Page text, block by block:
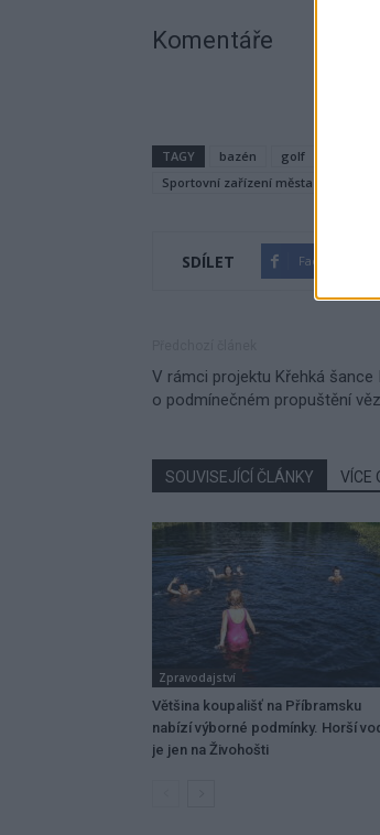
Komentáře
TAGY bazén golf
Sportovní zařízení města
SDÍLET Facebook
V rámci projektu Křehká šance
o podmínečném propuštění
SOUVISEJÍCÍ ČLÁNKY VÍCE
Zpravodajství
Většina koupališť na Příbramsku
nabízí výborné podmínky. Horší
je jen na Živohošti